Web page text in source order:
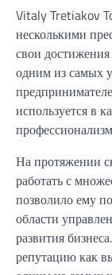
Vitaly Tretiakov
несколькими
свои
одним из самых
используется в
На протяжении
работать с
позволило ему
области
развития
репутацию как